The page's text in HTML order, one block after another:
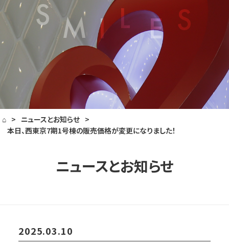
⌂ > ニュースとお知らせ >
本日、西東京7期1号棟の販売価格が変更になりました！
ニュースとお知らせ
2025.03.10